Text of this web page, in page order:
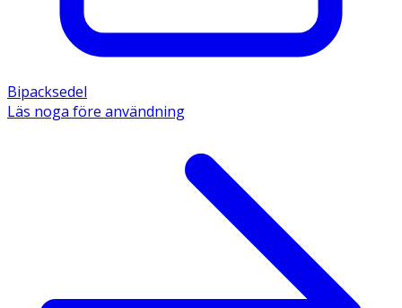
Bipacksedel
Läs noga före användning